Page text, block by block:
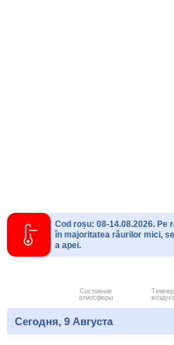
Cod roșu: 08-14.08.2026.
în majoritatea râurilor mici,
a apei.
Состояние
атмосферы
Сегодня, 9 Августа